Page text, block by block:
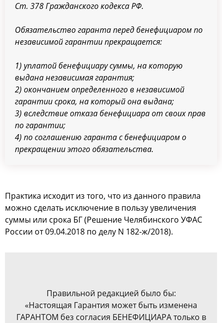
Ст. 378 Гражданского кодекса РФ.
Обязательство гаранта перед бенефициаром по
независимой гарантии прекращается:
1) уплатой бенефициару суммы, на которую
выдана независимая гарантия;
2) окончанием определенного в независимой
гарантии срока, на который она выдана;
3) вследствие отказа бенефициара от своих прав
по гарантии;
4) по соглашению гаранта с бенефициаром о
прекращении этого обязательства.
Практика исходит из того, что из данного правила
можно сделать исключение в пользу увеличения
суммы или срока БГ (Решение Челябинского УФАС
России от 09.04.2018 по делу N 182-ж/2018).
Правильной редакцией было бы:
«Настоящая Гарантия может быть изменена
ГАРАНТОМ без согласия БЕНЕФИЦИАРА только в